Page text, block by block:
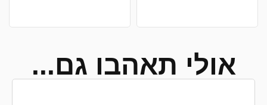
אולי תאהבו גם...